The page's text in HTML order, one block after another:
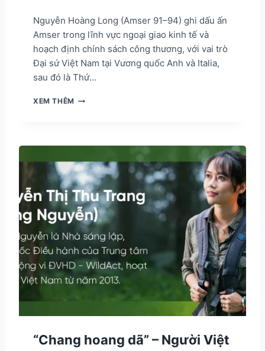
Nguyễn Hoàng Long (Amser 91–94) ghi dấu ấn
Amser trong lĩnh vực ngoại giao kinh tế và
hoạch định chính sách công thương, với vai trò
Đại sứ Việt Nam tại Vương quốc Anh và Italia,
sau đó là Thứ…
XEM THÊMN
Ễ
H
O
À
N
G
L
O
N
G
–
D
Ế
“Chang hoang dã” – Người Việt